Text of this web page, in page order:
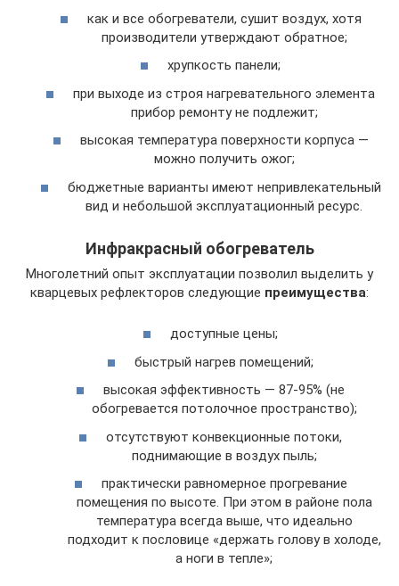
как и все обогреватели, сушит воздух, хотя
производители утверждают обратное;
хрупкость панели;
при выходе из строя нагревательного элемента
прибор ремонту не подлежит;
высокая температура поверхности корпуса —
можно получить ожог;
бюджетные варианты имеют непривлекательный
вид и небольшой эксплуатационный ресурс.
Инфракрасный обогреватель
Многолетний опыт эксплуатации позволил выделить у
кварцевых рефлекторов следующие преимущества:
доступные цены;
быстрый нагрев помещений;
высокая эффективность — 87-95% (не
обогревается потолочное пространство);
отсутствуют конвекционные потоки,
поднимающие в воздух пыль;
практически равномерное прогревание
помещения по высоте. При этом в районе пола
температура всегда выше, что идеально
подходит к пословице «держать голову в холоде,
а ноги в тепле»;